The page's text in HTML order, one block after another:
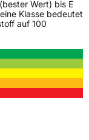
Wert) bis E
Klasse bedeutet
auf 100